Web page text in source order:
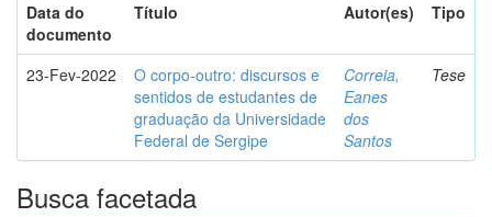
Data do
documento
Título Autor(es) Tipo
23-Fev-2022
O corpo-outro: discursos e
sentidos de estudantes de
graduação da Universidade
Federal de Sergipe
Correia,
Eanes
dos
Santos
Tese
Busca facetada